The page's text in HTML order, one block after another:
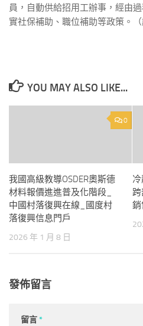
員，自動供給招用工辦事，經由
實社保補助、職位補助等政策。（
YOU MAY ALSO LIKE...
0
我國高級教導OSDER奧斯德
材料報價進進普及化階段_
中國村落復興在線_國度村
落復興信息門戶
2026 年 1 月 8 日
銷
發佈留言
留言*